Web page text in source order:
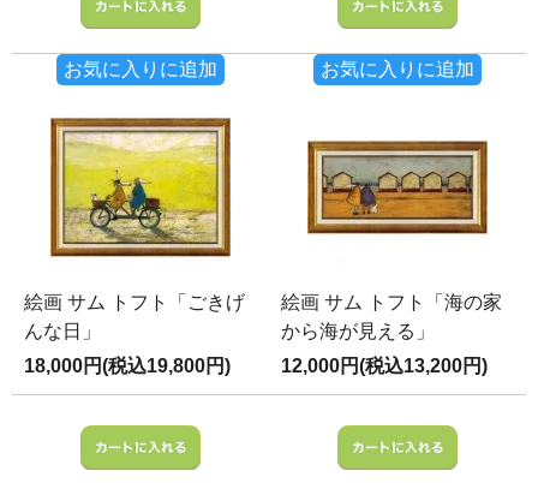
お気に入りに追加 お気に入りに追加
絵画 サム トフト「ごきげ
んな日」
18,000円(税込19,800円)
絵画 サム トフト「海の家
から海が見える」
12,000円(税込13,200円)